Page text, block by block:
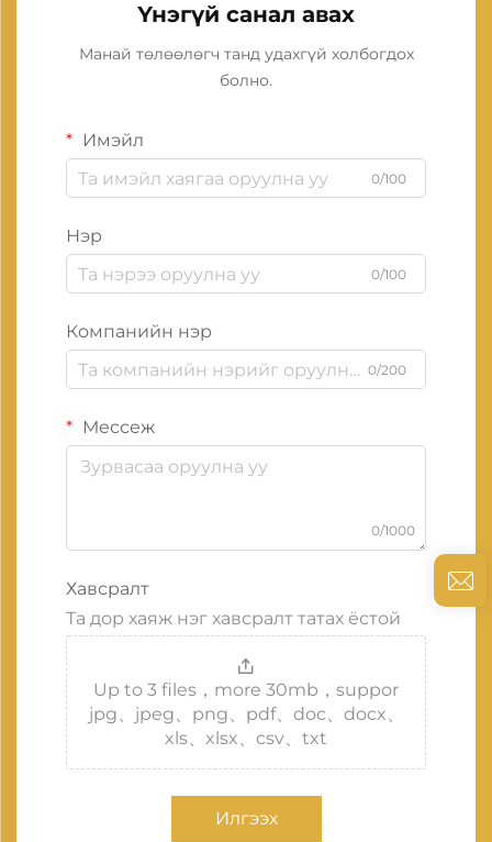
Үнэгүй санал авах
Манай төлөөлөгч танд удахгүй холбогдох
болно.
Имэйл
0/100
Нэр
0/100
Компанийн нэр
0/200
Мессеж
0/1000
Хавсралт
Та дор хаяж нэг хавсралт татах ёстой
Up to 3 files，more 30mb，suppor
jpg、jpeg、png、pdf、doc、docx、
xls、xlsx、csv、txt
Илгээх